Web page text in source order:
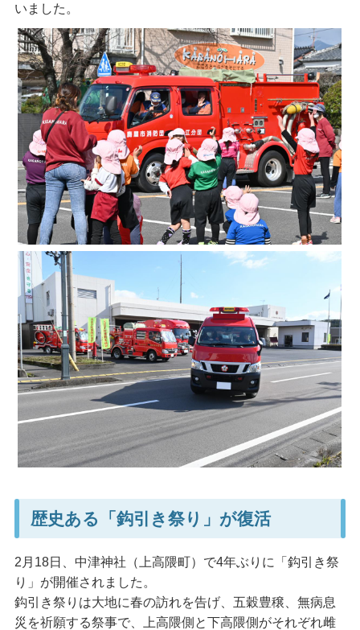
いました。
歴史ある「鈎引き祭り」が復活
2月18日、中津神社（上高隈町）で4年ぶりに「鈎引き祭
り」が開催されました。
鈎引き祭りは大地に春の訪れを告げ、五穀豊穣、無病息
災を祈願する祭事で、上高隈側と下高隈側がそれぞれ雌